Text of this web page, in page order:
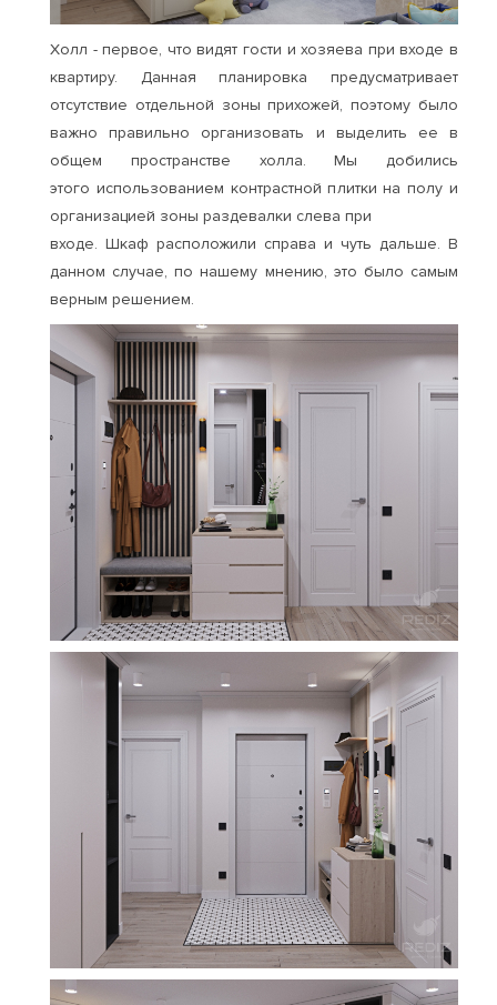
Холл - первое, что видят гости и хозяева при входе в
квартиру. Данная планировка предусматривает
отсутствие отдельной зоны прихожей, поэтому было
важно правильно организовать и выделить ее в
общем пространстве холла. Мы добились
этого использованием контрастной плитки на полу и
организацией зоны раздевалки слева при
входе. Шкаф расположили справа и чуть дальше. В
данном случае, по нашему мнению, это было самым
верным решением.